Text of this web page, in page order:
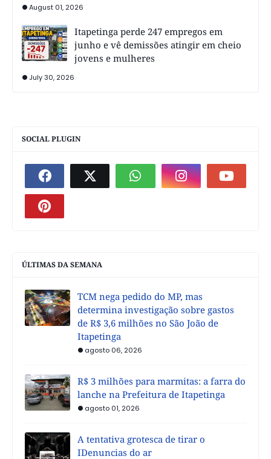
August 01, 2026
Itapetinga perde 247 empregos em
junho e vê demissões atingir em cheio
jovens e mulheres
July 30, 2026
SOCIAL PLUGIN
ÚLTIMAS DA SEMANA
TCM nega pedido do MP, mas
determina investigação sobre gastos
de R$ 3,6 milhões no São João de
Itapetinga
agosto 06, 2026
R$ 3 milhões para marmitas: a farra do
lanche na Prefeitura de Itapetinga
agosto 01, 2026
A tentativa grotesca de tirar o
IDenuncias do ar